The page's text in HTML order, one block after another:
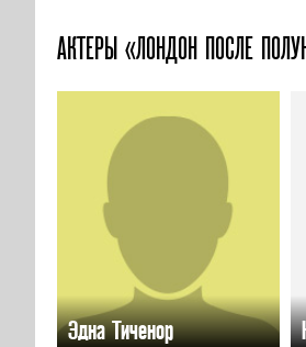
АКТЕРЫ «ЛОНДОН ПОСЛЕ
Эдна Тиченор